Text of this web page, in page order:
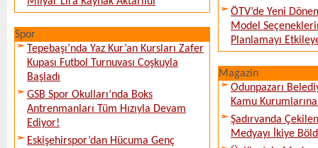
Spor
Tepebaşı’nda Yaz Kur’an Kursları Zafer
Kupası Futbol Turnuvası Coşkuyla
Başladı
GSB Spor Okulları’nda Boks
Antrenmanları Tüm Hızıyla Devam
Ediyor!
Eskişehirspor’dan Hücuma Genç
ÖTV’de Yeni
Model
Planlamayı
Magazin
Odunpazarı
Kamu Kurumlarına
Şadırvanda
Medyayı İkiye